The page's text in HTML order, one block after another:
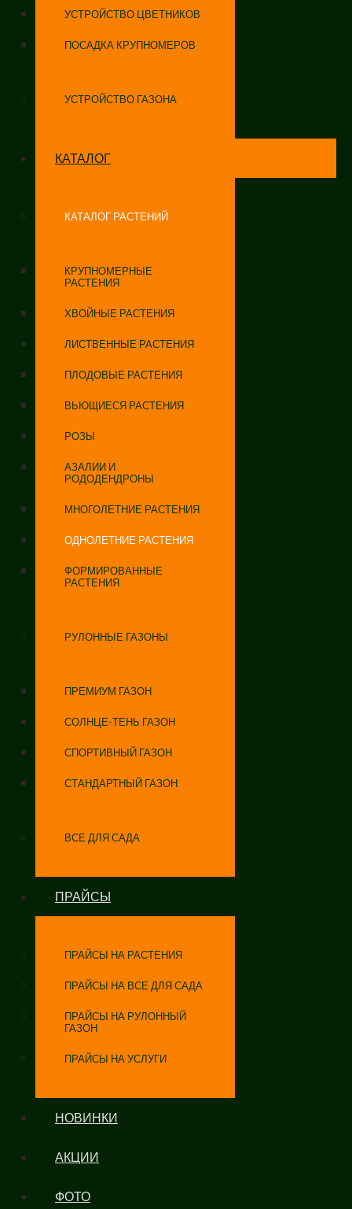
УСТРОЙСТВО ЦВЕТНИКОВ
ПОСАДКА КРУПНОМЕРОВ
УСТРОЙСТВО ГАЗОНА
КАТАЛОГ
КАТАЛОГ РАСТЕНИЙ
КРУПНОМЕРНЫЕ
РАСТЕНИЯ
ХВОЙНЫЕ РАСТЕНИЯ
ЛИСТВЕННЫЕ РАСТЕНИЯ
ПЛОДОВЫЕ РАСТЕНИЯ
ВЬЮЩИЕСЯ РАСТЕНИЯ
РОЗЫ
АЗАЛИИ И
РОДОДЕНДРОНЫ
МНОГОЛЕТНИЕ РАСТЕНИЯ
ОДНОЛЕТНИЕ РАСТЕНИЯ
ФОРМИРОВАННЫЕ
РАСТЕНИЯ
РУЛОННЫЕ ГАЗОНЫ
ПРЕМИУМ ГАЗОН
СОЛНЦЕ-ТЕНЬ ГАЗОН
СПОРТИВНЫЙ ГАЗОН
СТАНДАРТНЫЙ ГАЗОН
ВСЕ ДЛЯ САДА
ПРАЙСЫ
ПРАЙСЫ НА РАСТЕНИЯ
ПРАЙСЫ НА ВСЕ ДЛЯ САДА
ПРАЙСЫ НА РУЛОННЫЙ
ГАЗОН
ПРАЙСЫ НА УСЛУГИ
НОВИНКИ
АКЦИИ
ФОТО